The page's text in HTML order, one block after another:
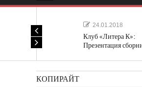
24.01.2018
Клуб «Литера К»:
Презентация
КОПИРАЙТ